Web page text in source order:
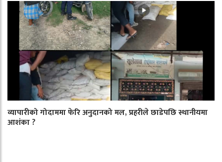
व्यापारीको गोदाममा फेरि अनुदानको मल, प्रहरीले छाडेपछि स्थानीयमा
आशंका ?